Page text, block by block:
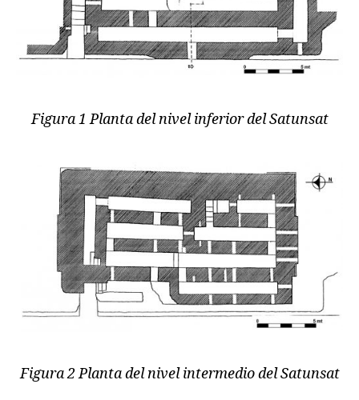
Figura 1 Planta del nivel inferior del Satunsat
Figura 2 Planta del nivel intermedio del Satunsat